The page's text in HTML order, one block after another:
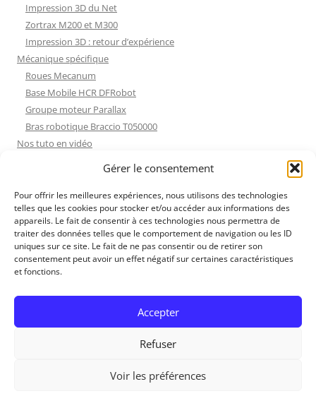
Gérer le consentement
Pour offrir les meilleures expériences, nous utilisons des technologies
telles que les cookies pour stocker et/ou accéder aux informations des
appareils. Le fait de consentir à ces technologies nous permettra de
traiter des données telles que le comportement de navigation ou les ID
uniques sur ce site. Le fait de ne pas consentir ou de retirer son
consentement peut avoir un effet négatif sur certaines caractéristiques
et fonctions.
Accepter
Refuser
Voir les préférences
Impression 3D du Net
Zortrax M200 et M300
Impression 3D : retour d’expérience
Mécanique spécifique
Roues Mecanum
Base Mobile HCR DFRobot
Groupe moteur Parallax
Bras robotique Braccio T050000
Nos tuto en vidéo
Les Moteurs Pas à Pas
Projets Processing
Amélioration de l’habitat
Tir sportif
Fichiers dessin
Fichiers dessin
Contact et mentions légales
RedOhm, 2014